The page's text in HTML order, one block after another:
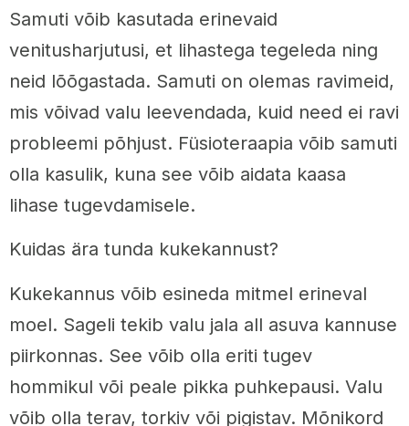
Samuti võib kasutada erinevaid
venitusharjutusi, et lihastega tegeleda ning
neid lõõgastada. Samuti on olemas ravimeid,
mis võivad valu leevendada, kuid need ei ravi
probleemi põhjust. Füsioteraapia võib samuti
olla kasulik, kuna see võib aidata kaasa
lihase tugevdamisele.
Kuidas ära tunda kukekannust?
Kukekannus võib esineda mitmel erineval
moel. Sageli tekib valu jala all asuva kannuse
piirkonnas. See võib olla eriti tugev
hommikul või peale pikka puhkepausi. Valu
võib olla terav, torkiv või pigistav. Mõnikord